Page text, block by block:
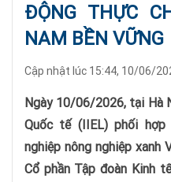
ĐỘNG THỰC
NAM BỀN VỮNG
Cập nhật lúc 15:44, 10/06/
Ngày 10/06/2026, tại Hà
Quốc tế (IIEL) phối
nghiệp nông nghiệp xanh
Cổ phần Tập đoàn Kinh